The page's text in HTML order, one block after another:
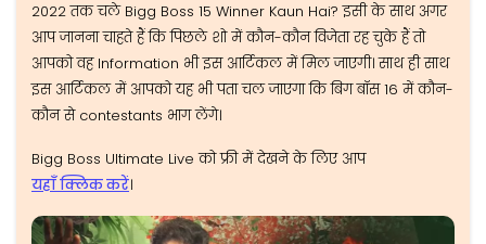
2022 तक चले Bigg Boss 15 Winner Kaun Hai? इसी के साथ अगर
आप जानना चाहते हैं कि पिछले शो में कौन-कौन विजेता रह चुके हैं तो
आपको वह Information भी इस आर्टिकल में मिल जाएगी। साथ ही साथ
इस आर्टिकल में आपको यह भी पता चल जाएगा कि बिग बॉस 16 में कौन-
कौन से contestants भाग लेंगे।
Bigg Boss Ultimate Live को फ्री में देखने के लिए आप
यहाँ क्लिक करें।